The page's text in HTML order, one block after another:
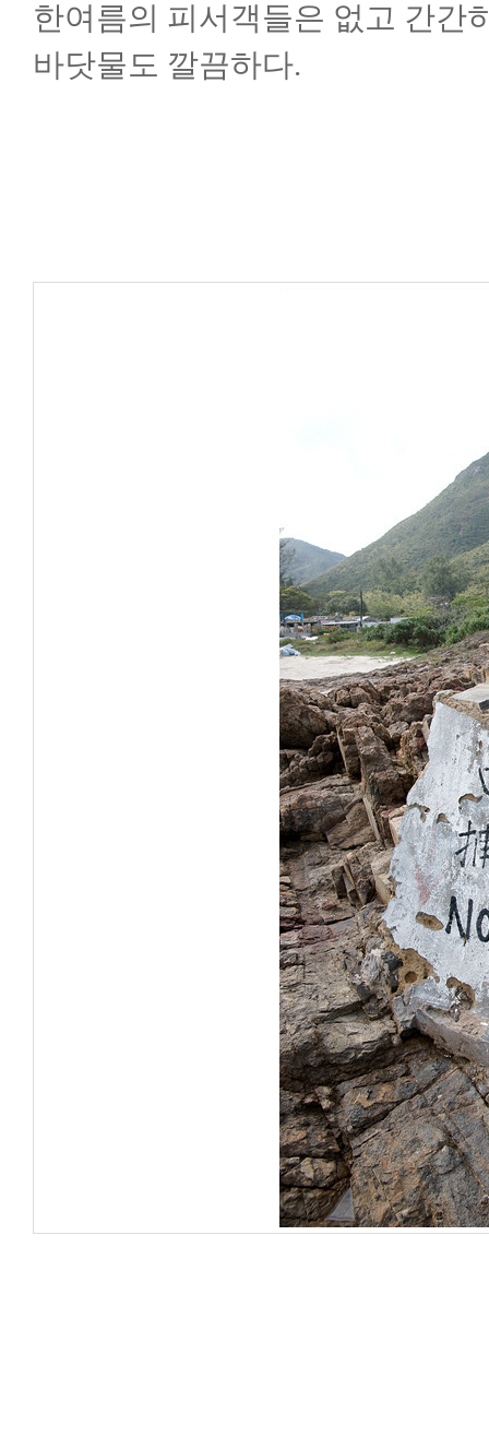
한여름의 피서객들은 없고 간간
바닷물도 깔끔하다.